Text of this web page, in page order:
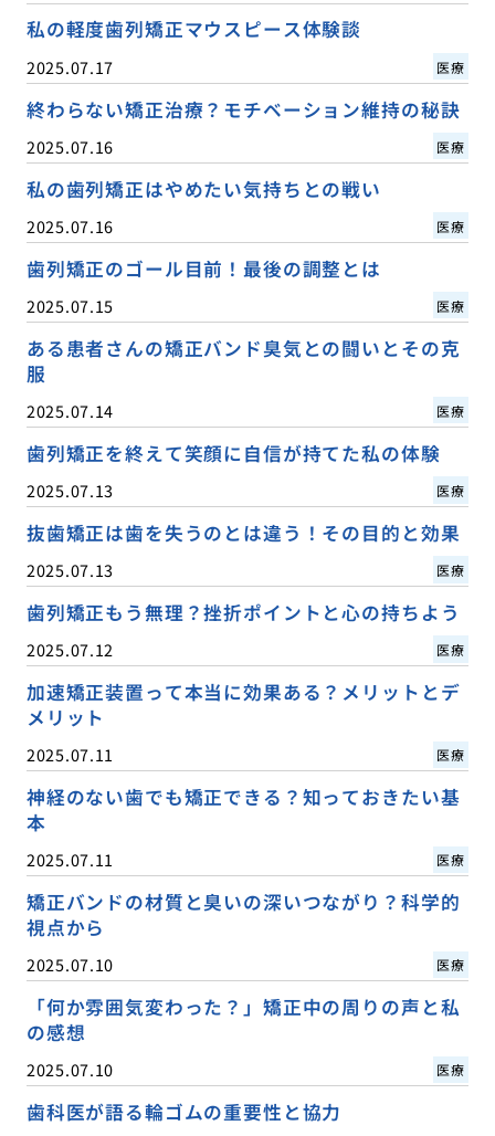
私の軽度歯列矯正マウスピース体験談
2025.07.17 医療
終わらない矯正治療？モチベーション維持の秘訣
2025.07.16 医療
私の歯列矯正はやめたい気持ちとの戦い
2025.07.16 医療
歯列矯正のゴール目前！最後の調整とは
2025.07.15 医療
ある患者さんの矯正バンド臭気との闘いとその克
服
2025.07.14 医療
歯列矯正を終えて笑顔に自信が持てた私の体験
2025.07.13 医療
抜歯矯正は歯を失うのとは違う！その目的と効果
2025.07.13 医療
歯列矯正もう無理？挫折ポイントと心の持ちよう
2025.07.12 医療
加速矯正装置って本当に効果ある？メリットとデ
メリット
2025.07.11 医療
神経のない歯でも矯正できる？知っておきたい基
本
2025.07.11 医療
矯正バンドの材質と臭いの深いつながり？科学的
視点から
2025.07.10 医療
「何か雰囲気変わった？」矯正中の周りの声と私
の感想
2025.07.10 医療
歯科医が語る輪ゴムの重要性と協力